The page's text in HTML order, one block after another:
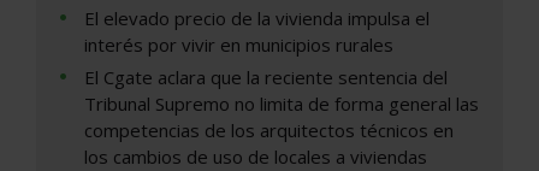
El elevado precio de la vivienda impulsa el
interés por vivir en municipios rurales
El Cgate aclara que la reciente sentencia del
Tribunal Supremo no limita de forma general las
competencias de los arquitectos técnicos en
los cambios de uso de locales a viviendas